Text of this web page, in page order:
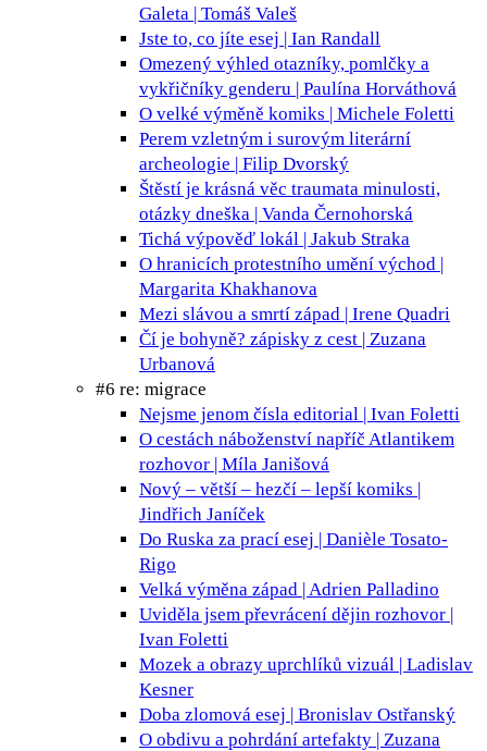
Galeta | Tomáš Valeš
Jste to, co jíte esej | Ian Randall
Omezený výhled otazníky, pomlčky a
vykřičníky genderu | Paulína Horváthová
O velké výměně komiks | Michele Foletti
Perem vzletným i surovým literární
archeologie | Filip Dvorský
Štěstí je krásná věc traumata minulosti,
otázky dneška | Vanda Černohorská
Tichá výpověď lokál | Jakub Straka
O hranicích protestního umění východ |
Margarita Khakhanova
Mezi slávou a smrtí západ | Irene Quadri
Čí je bohyně? zápisky z cest | Zuzana
Urbanová
#6 re: migrace
Nejsme jenom čísla editorial | Ivan Foletti
O cestách náboženství napříč Atlantikem
rozhovor | Míla Janišová
Nový – větší – hezčí – lepší komiks |
Jindřich Janíček
Do Ruska za prací esej | Danièle Tosato-
Rigo
Velká výměna západ | Adrien Palladino
Uviděla jsem převrácení dějin rozhovor |
Ivan Foletti
Mozek a obrazy uprchlíků vizuál | Ladislav
Kesner
Doba zlomová esej | Bronislav Ostřanský
O obdivu a pohrdání artefakty | Zuzana